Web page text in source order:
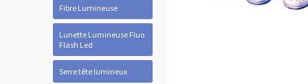
Fibre Lumineuse
Lunette Lumineuse Fluo
Flash Led
Serre tête lumineux